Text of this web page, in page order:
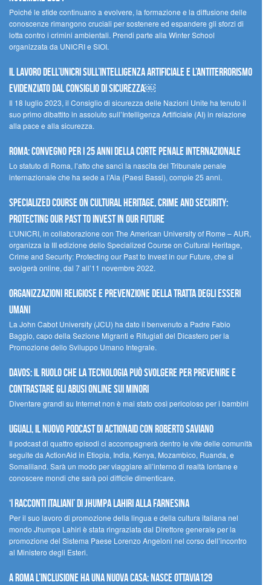
Poiché le sfide continuano a evolvere, la formazione e la diffusione delle
conoscenze rimangono cruciali per sostenere ed espandere gli sforzi di
lotta contro i crimini ambientali. Prendi parte alla Winter School
organizzata da UNICRI e SIOI.
Il lavoro dell’UNICRI sull’intelligenza artificiale e l’antiterrorismo
evidenziato dal Consiglio di Sicurezza￼
Il 18 luglio 2023, il Consiglio di sicurezza delle Nazioni Unite ha tenuto il
suo primo dibattito in assoluto sull’Intelligenza Artificiale (AI) in relazione
alla pace e alla sicurezza.
Roma: convegno per i 25 anni della Corte penale internazionale
Lo statuto di Roma, l’atto che sancì la nascita del Tribunale penale
internazionale che ha sede a l’Aia (Paesi Bassi), compie 25 anni.
Specialized Course on Cultural Heritage, Crime and Security:
Protecting our Past to Invest in our Future
L’UNICRI, in collaborazione con The American University of Rome – AUR,
organizza la III edizione dello Specialized Course on Cultural Heritage,
Crime and Security: Protecting our Past to Invest in our Future, che si
svolgerà online, dal 7 all’11 novembre 2022.
Organizzazioni religiose e prevenzione della tratta degli esseri
umani
La John Cabot University (JCU) ha dato il benvenuto a Padre Fabio
Baggio, capo della Sezione Migranti e Rifugiati del Dicastero per la
Promozione dello Sviluppo Umano Integrale.
Davos: il ruolo che la tecnologia può svolgere per prevenire e
contrastare gli abusi online sui minori
Diventare grandi su Internet non è mai stato così pericoloso per i bambini
UGUALI, il nuovo podcast di ACTIONAID con Roberto Saviano
Il podcast di quattro episodi ci accompagnerà dentro le vite delle comunità
seguite da ActionAid in Etiopia, India, Kenya, Mozambico, Ruanda, e
Somaliland. Sarà un modo per viaggiare all’interno di realtà lontane e
conoscere mondi che sarà poi difficile dimenticare.
‘I racconti italiani’ di Jhumpa Lahiri alla Farnesina
Per il suo lavoro di promozione della lingua e della cultura italiana nel
mondo Jhumpa Lahiri è stata ringraziata dal Direttore generale per la
promozione del Sistema Paese Lorenzo Angeloni nel corso dell’incontro
al Ministero degli Esteri.
A Roma l’inclusione ha una nuova casa: nasce Ottavia129